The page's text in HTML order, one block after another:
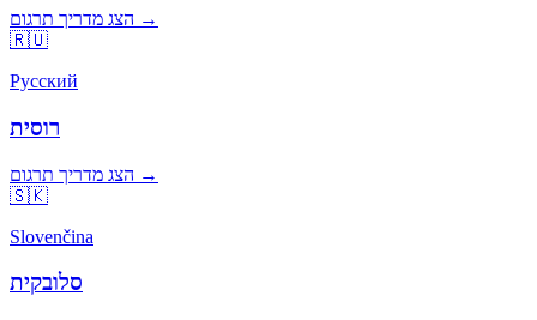
הצג מדריך תרגום →
🇷🇺
Русский
רוסית
הצג מדריך תרגום →
🇸🇰
Slovenčina
סלובקית